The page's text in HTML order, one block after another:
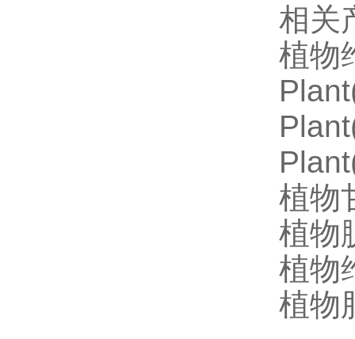
相关
植物
植物
植物
植物
植物